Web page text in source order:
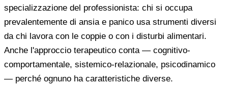
specializzazione del professionista: chi si occupa
prevalentemente di ansia e panico usa strumenti diversi
da chi lavora con le coppie o con i disturbi alimentari.
Anche l'approccio terapeutico conta — cognitivo-
comportamentale, sistemico-relazionale, psicodinamico
— perché ognuno ha caratteristiche diverse.